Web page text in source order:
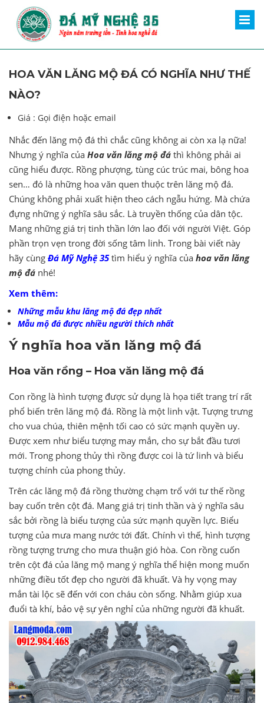
HOA VĂN LĂNG MỘ ĐÁ CÓ NGHĨA NHƯ THẾ
NÀO?
Giá : Gọi điện hoặc email
Nhắc đến lăng mộ đá thì chắc cũng không ai còn xa lạ nữa!
Nhưng ý nghĩa của Hoa văn lăng mộ đá thì không phải ai
cũng hiểu được. Rồng phượng, tùng cúc trúc mai, bông hoa
sen… đó là những hoa văn quen thuộc trên lăng mộ đá.
Chúng không phải xuất hiện theo cách ngẫu hứng. Mà chứa
đựng những ý nghĩa sâu sắc. Là truyền thống của dân tộc.
Mang những giá trị tinh thần lớn lao đối với người Việt. Góp
phần trọn vẹn trong đời sống tâm linh. Trong bài viết này
hãy cùng Đá Mỹ Nghệ 35tìm hiểu ý nghĩa của hoa văn lăng
mộ đá nhé!
Xem thêm:
Những mẫu khu lăng mộ đá đẹp nhất
Mẫu mộ đá được nhiều người thích nhất
Ý nghĩa hoa văn lăng mộ đá
Hoa văn rồng – Hoa văn lăng mộ đá
Con rồng là hình tượng được sử dụng là họa tiết trang trí rất
phổ biến trên lăng mộ đá. Rồng là một linh vật. Tượng trưng
cho vua chúa, thiên mệnh tối cao có sức mạnh quyền uy.
Được xem như biểu tượng may mắn, cho sự bắt đầu tươi
mới. Trong phong thủy thì rồng được coi là tứ linh và biểu
tượng chính của phong thủy.
Trên các lăng mộ đá rồng thường chạm trổ với tư thế rồng
bay cuốn trên cột đá. Mang giá trị tinh thần và ý nghĩa sâu
sắc bởi rồng là biểu tượng của sức mạnh quyền lực. Biểu
tượng của mưa mang nước tới đất. Chính vì thế, hình tượng
rồng tượng trưng cho mưa thuận gió hòa. Con rồng cuốn
trên cột đá của lăng mộ mang ý nghĩa thể hiện mong muốn
những điều tốt đẹp cho người đã khuất. Và hy vọng may
mắn tài lộc sẽ đến với con cháu còn sống. Nhằm giúp xua
đuổi tà khí, bảo vệ sự yên nghỉ của những người đã khuất.